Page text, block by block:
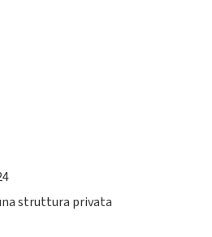
struttura privata